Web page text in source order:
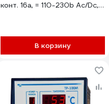
конт. 16а, = 110-230b Ac/Dc,
В корзину